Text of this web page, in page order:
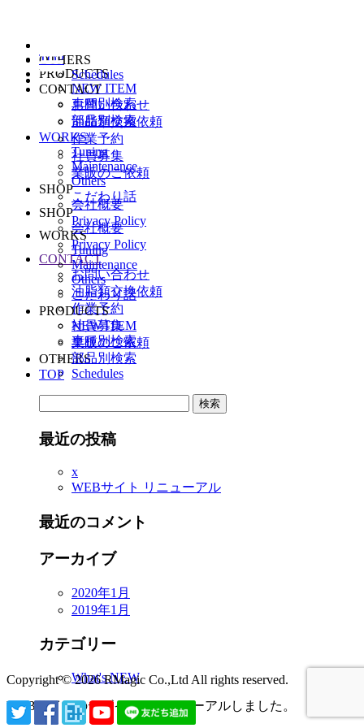
OTHERS
Schedules
CONTACT
お問い合わせ
油脂類交換依頼
作業予約
社員募集
業販のご依頼
SHOP
会社概要
Privacy Policy
WORKS
Tuning
Maintenance
Others
こだわり話
PRODUCTS
NEW ITEM
車種別検索
部品別検索
TOP
TOP
PRODUCTS
NEW ITEM
車種別検索
部品別検索
WORKS
Tuning
Maintenance
Others
こだわり話
SHOP
会社概要
Privacy Policy
CONTACT
お問い合わせ
油脂類交換依頼
作業予約
社員募集
業販のご依頼
OTHERS
Schedules
最近の投稿
x
WEBサイト リニューアル
最近のコメント
アーカイブ
2020年1月
2019年1月
カテゴリー
What's NEW
WEBサイトのデザインをリニューアルしました。
Copyright © 2026 RMagic Co.,Ltd All rights reserved.